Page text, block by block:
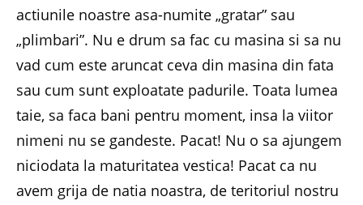
actiunile noastre asa-numite „gratar” sau
„plimbari”. Nu e drum sa fac cu masina si sa nu
vad cum este aruncat ceva din masina din fata
sau cum sunt exploatate padurile. Toata lumea
taie, sa faca bani pentru moment, insa la viitor
nimeni nu se gandeste. Pacat! Nu o sa ajungem
niciodata la maturitatea vestica! Pacat ca nu
avem grija de natia noastra, de teritoriul nostru